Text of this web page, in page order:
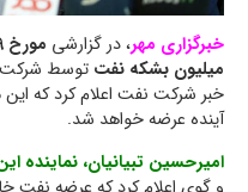
خبرگزاری مهر، در گزارشی مورخ 19 آبان ماه 1398
میلیون بشکه نفت توسط شرکت
خبر شرکت نفت اعلام کرد که این
آینده عرضه خواهد شد.
امیرحسین تبیانیان، نماینده